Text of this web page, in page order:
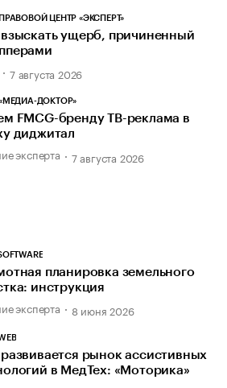
ЦЕНТР «ЭКСПЕРТ»
взыскать ущерб, причиненный
7 августа 2026
ДОКТОР»
FMCG-бренду ТВ-реклама в
диджитал
эксперта 7 августа 2026
планировка земельного
инструкция
эксперта 8 июня 2026
развивается рынок ассистивных
в МедТех: «Моторика»